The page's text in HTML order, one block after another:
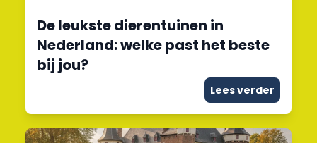
De leukste dierentuinen in
Nederland: welke past het beste
bij jou?
Lees verder